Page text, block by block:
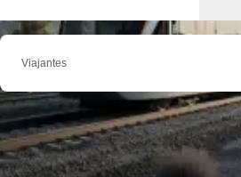
Viajantes